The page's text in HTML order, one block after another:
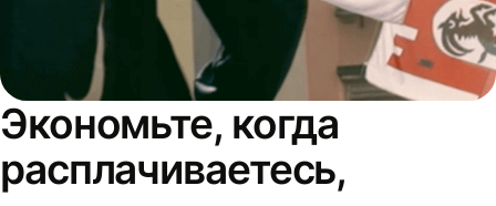
Экономьте, когда
расплачиваетесь,